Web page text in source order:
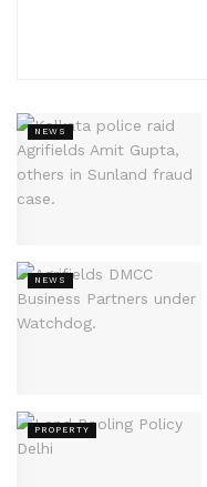
NEWS
NEWS
PROPERTY